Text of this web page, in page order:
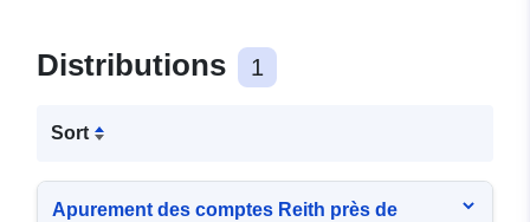
Distributions 1
Sort
Apurement des comptes Reith près de